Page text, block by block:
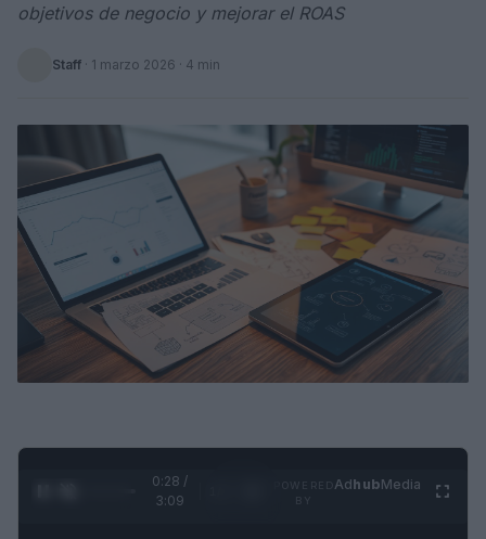
objetivos de negocio y mejorar el ROAS
Staff · 1 marzo 2026 · 4 min
0:29 /
3:09
AdhubMedia